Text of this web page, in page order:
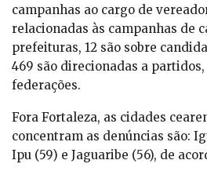
campanhas ao cargo de
relacionadas às campanhas de
prefeituras, 12 são sobre
469 são direcionadas a
federações.
Fora Fortaleza, as cidades
concentram as denúncias são:
Ipu (59) e Jaguaribe (56), de